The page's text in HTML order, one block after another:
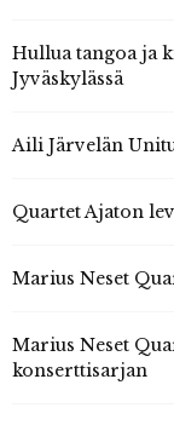
Hullua tangoa ja
Jyväskylässä
Aili Järvelän
Quartet Ajaton
Marius Neset
Marius Neset
konserttisarjan